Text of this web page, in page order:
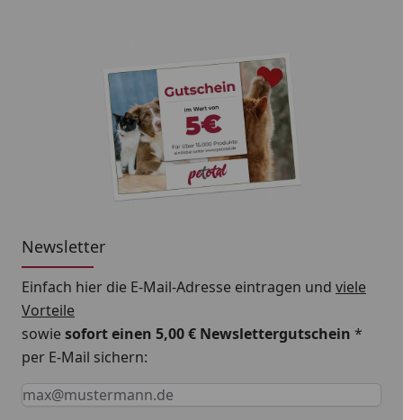
Newsletter
Einfach hier die E-Mail-Adresse eintragen und viele
Vorteile
sowiesofort einen 5,00 € Newslettergutschein *
per E-Mail sichern:
Keine Eingabe erforderlich
Eingabe erforderlich
E-Mail *